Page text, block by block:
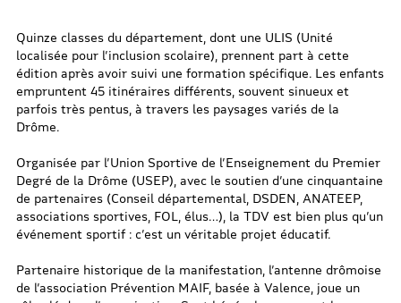
Quinze classes du département, dont une ULIS (Unité
localisée pour l’inclusion scolaire), prennent part à cette
édition après avoir suivi une formation spécifique. Les enfants
empruntent 45 itinéraires différents, souvent sinueux et
parfois très pentus, à travers les paysages variés de la
Drôme.
Organisée par l’Union Sportive de l’Enseignement du Premier
Degré de la Drôme (USEP), avec le soutien d’une cinquantaine
de partenaires (Conseil départemental, DSDEN, ANATEEP,
associations sportives, FOL, élus…), la TDV est bien plus qu’un
événement sportif : c’est un véritable projet éducatif.
Partenaire historique de la manifestation, l’antenne drômoise
de l’association Prévention MAIF, basée à Valence, joue un